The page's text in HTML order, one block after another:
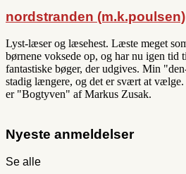
nordstranden (m.k.poulsen)
Lyst-læser og læsehest. Læste meget
børnene voksede op, og har nu igen tid
fantastiske bøger, der udgives. Min
stadig længere, og det er svært at
er "Bogtyven" af Markus Zusak.
Nyeste anmeldelser
Se alle